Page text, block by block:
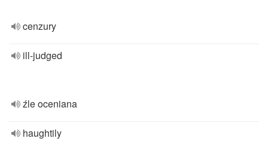
cenzury
ill-judged
źle oceniana
haughtily